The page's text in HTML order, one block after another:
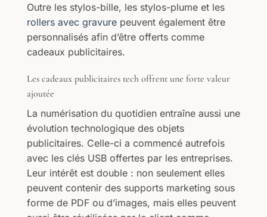
Outre les stylos-bille, les stylos-plume et les
rollers avec gravure peuvent également être
personnalisés afin d’être offerts comme
cadeaux publicitaires.
Les cadeaux publicitaires tech offrent une forte valeur
ajoutée
La numérisation du quotidien entraîne aussi une
évolution technologique des objets
publicitaires. Celle-ci a commencé autrefois
avec les clés USB offertes par les entreprises.
Leur intérêt est double : non seulement elles
peuvent contenir des supports marketing sous
forme de PDF ou d’images, mais elles peuvent